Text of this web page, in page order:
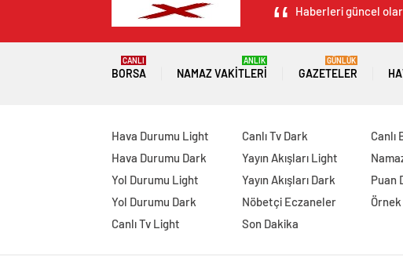
Haberleri güncel
BORSA
CANLI
NAMAZ VAKITLERI
ANLIK
GAZETELER
GÜNLÜK
Hava Durumu Light
Hava Durumu Dark
Yol Durumu Light
Yol Durumu Dark
Canlı Tv Light
Canlı Tv Dark
Yayın Akışları Light
Yayın Akışları Dark
Nöbetçi Eczaneler
Son Dakika
Canlı
Puan